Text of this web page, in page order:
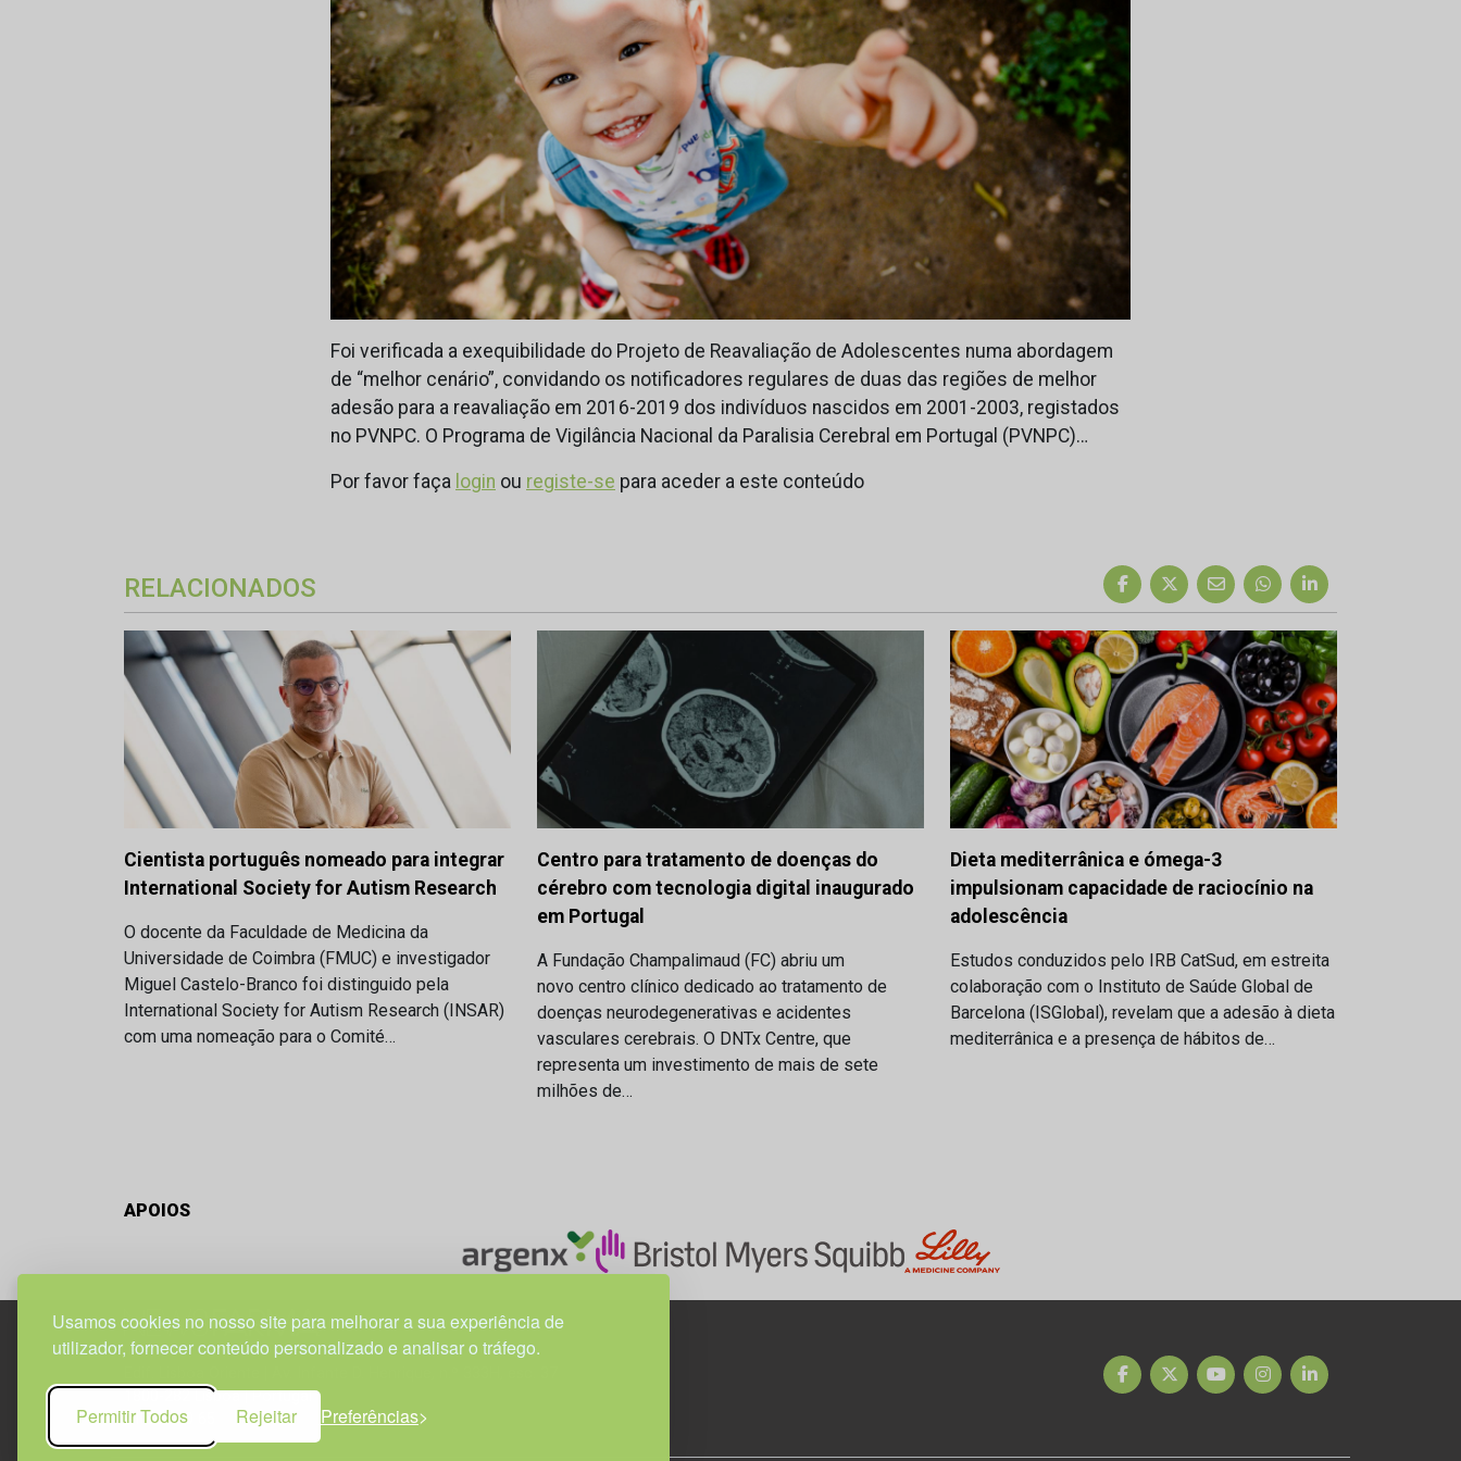
Usamos cookies no nosso site para melhorar a sua experiência de
utilizador, fornecer conteúdo personalizado e analisar o tráfego.
Permitir Todos Rejeitar Preferências
Foi verificada a exequibilidade do Projeto de Reavaliação de Adolescentes numa abordagem
de “melhor cenário”, convidando os notificadores regulares de duas das regiões de melhor
adesão para a reavaliação em 2016-2019 dos indivíduos nascidos em 2001-2003, registados
no PVNPC. O Programa de Vigilância Nacional da Paralisia Cerebral em Portugal (PVNPC)…
Por favor faça login ou registe-se para aceder a este conteúdo
RELACIONADOS
Cientista português nomeado para integrar
International Society for Autism Research
O docente da Faculdade de Medicina da
Universidade de Coimbra (FMUC) e investigador
Miguel Castelo-Branco foi distinguido pela
International Society for Autism Research (INSAR)
com uma nomeação para o Comité…
Centro para tratamento de doenças do
cérebro com tecnologia digital inaugurado
em Portugal
A Fundação Champalimaud (FC) abriu um
novo centro clínico dedicado ao tratamento de
doenças neurodegenerativas e acidentes
vasculares cerebrais. O DNTx Centre, que
representa um investimento de mais de sete
milhões de…
Dieta mediterrânica e ómega-3
impulsionam capacidade de raciocínio na
adolescência
Estudos conduzidos pelo IRB CatSud, em estreita
colaboração com o Instituto de Saúde Global de
Barcelona (ISGlobal), revelam que a adesão à dieta
mediterrânica e a presença de hábitos de…
APOIOS
1800-282 Lisboa | Portugal
21 850 40 65